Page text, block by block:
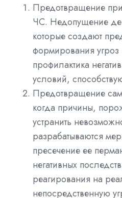
Предотвращение
ЧС. Недопущение
которые создают
формирования
профилактика
условий,
Предотвращение
когда причины,
устранить
разрабатываются
пресечение ее
негативных
реагирования на
непосредственную